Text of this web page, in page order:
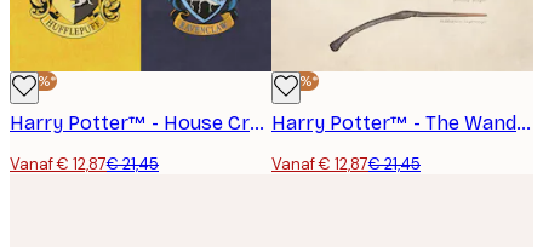
-40%*
Harry Potter™ - House Crests Poster
Vanaf € 12,87€ 21,45
-40%*
Harry Potter™ - The Wands Poster
Vanaf € 12,87€ 21,45